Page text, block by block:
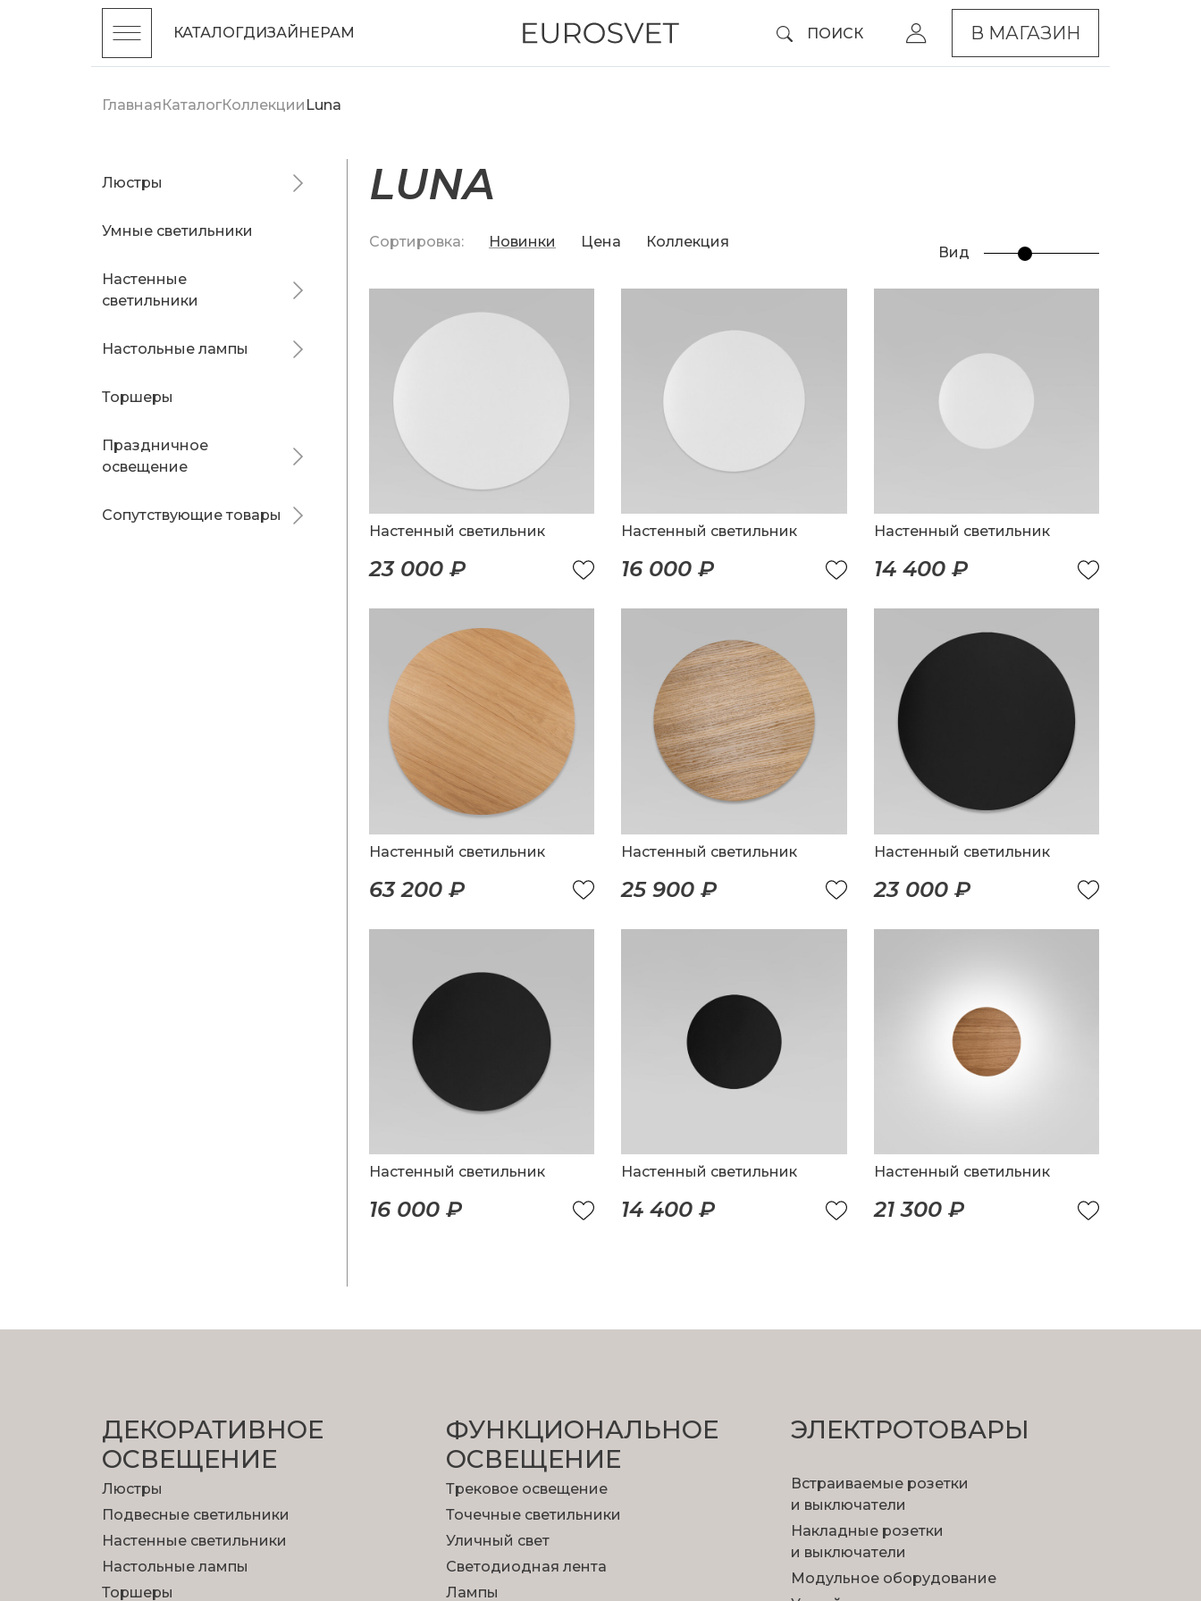
КАТАЛОГДИЗАЙНЕРАМ ПОИСК В МАГАЗИН
ГлавнаяКаталогКоллекции Luna
Люстры
Умные светильники
Настенные
светильники
Настольные лампы
Торшеры
Праздничное
освещение
Сопутствующие товары
LUNA
Сортировка: Новинки Цена Коллекция
Вид
Настенный светильник
23 000 ₽
Настенный светильник
16 000 ₽
Настенный светильник
14 400 ₽
Настенный светильник
63 200 ₽
Настенный светильник
25 900 ₽
Настенный светильник
23 000 ₽
Настенный светильник
16 000 ₽
Настенный светильник
14 400 ₽
Настенный светильник
21 300 ₽
ДЕКОРАТИВНОЕ
ОСВЕЩЕНИЕ
Люстры
Подвесные светильники
Настенные светильники
Настольные лампы
Торшеры
ФУНКЦИОНА­ЛЬНОЕ
ОСВЕЩЕНИЕ
Трековое освещение
Точечные светильники
Уличный свет
Светодиодная лента
Лампы
ЭЛЕКТРОТОВАРЫ
Встраиваемые розетки
и выключатели
Накладные розетки
и выключатели
Модульное оборудование